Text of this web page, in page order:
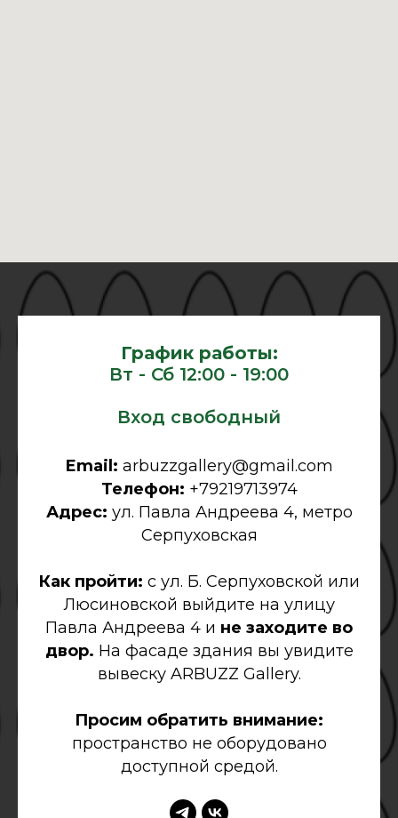
График работы:
Вт - Сб 12:00 - 19:00
Вход свободный
Email: arbuzzgallery@gmail.com
Телефон: +79219713974
Адрес: ул. Павла Андреева 4, метро
Серпуховская
Как пройти: с ул. Б. Серпуховской или
Люсиновской выйдите на улицу
Павла Андреева 4 и не заходите во
двор. На фасаде здания вы увидите
вывеску ARBUZZ Gallery.
Просим обратить внимание:
пространство не оборудовано
доступной средой.